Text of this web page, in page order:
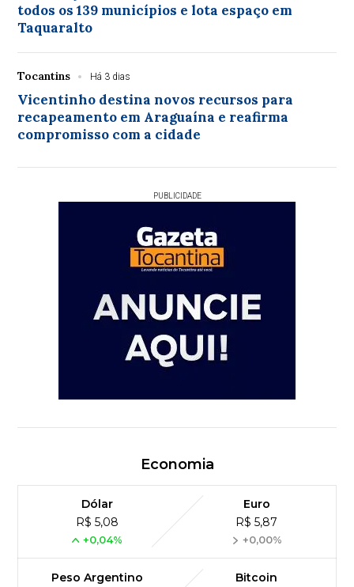
todos os 139 municípios e lota espaço em
Taquaralto
Tocantins Há 3 dias
Vicentinho destina novos recursos para
recapeamento em Araguaína e reafirma
compromisso com a cidade
PUBLICIDADE
Economia
Dólar
R$ 5,08
+0,04%
Euro
R$ 5,87
+0,00%
Peso Argentino
Bitcoin